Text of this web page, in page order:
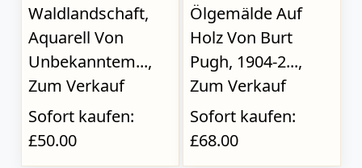
Waldlandschaft,
Aquarell Von
Unbekanntem...,
Zum Verkauf
Sofort kaufen:
£50.00
Ölgemälde Auf
Holz Von Burt
Pugh, 1904-2...,
Zum Verkauf
Sofort kaufen:
£68.00